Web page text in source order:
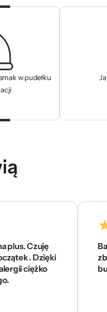
w pudełku
Dzięki
Bardzo
buły, są